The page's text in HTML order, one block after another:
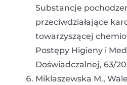
Substancje
przeciwdziałające
towarzyszącej
Postępy Higieny i
Doświadczalnej, 63/
Miklaszewska M.,